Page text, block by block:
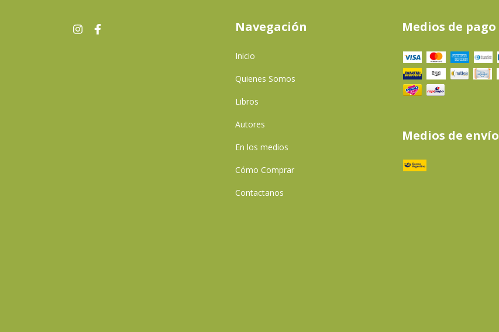
Navegación
Inicio
Quienes Somos
Libros
Autores
En los medios
Cómo Comprar
Contactanos
Medios de pago
Medios de envío